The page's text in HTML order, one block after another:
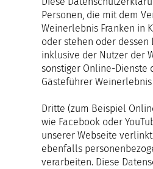
Personen, die mit dem
Weinerlebnis Franken in
oder stehen oder dessen
inklusive der Nutzer der
sonstiger Online-Dienste
Gästeführer Weinerlebnis
Dritte (zum Beispiel
wie Facebook oder
unserer Webseite
ebenfalls
verarbeiten. Diese